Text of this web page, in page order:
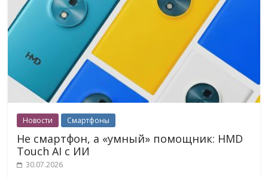
Новости Смартфоны
Не смартфон, а «умный» помощник: HMD
Touch AI с ИИ
30.07.2026